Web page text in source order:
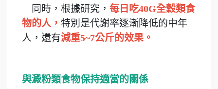
同時，根據研究， 每日吃40G全穀類食
物的人， 特別是代謝率逐漸降低的中年
人，還有減重5~7公斤的效果。
與澱粉類食物保持適當的關係